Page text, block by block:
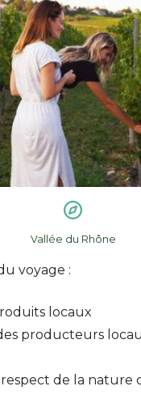
Vallée du Rhône
voyage :
locaux
producteurs
de la nature